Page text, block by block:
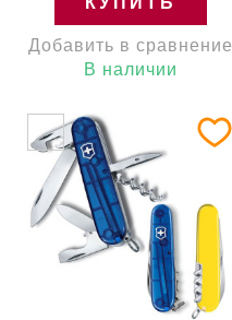
Добавить в сравнение
В наличии